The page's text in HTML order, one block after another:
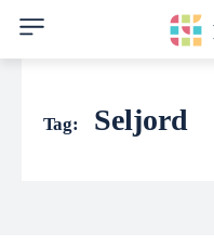
Tag: Seljord